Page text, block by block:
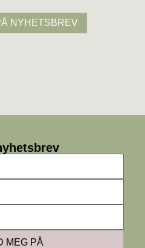
NYHETSBREV